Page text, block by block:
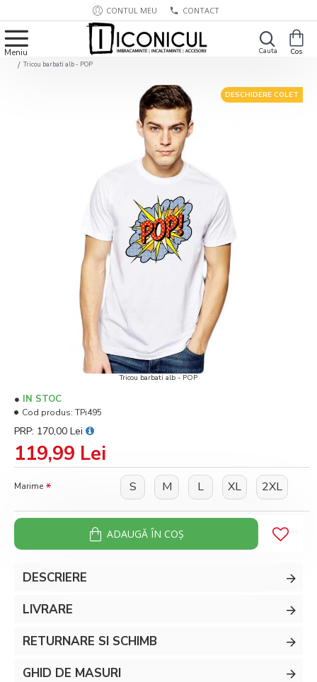
CONTUL MEU CONTACT
Tricou barbati alb - POP
DESCHIDERE COLET
Tricou barbati alb - POP
119,99 Lei
PRP: 170,00 Lei
IN STOC
Cod produs: TPi495
Marime S M L XL 2XL
ADAUGĂ ÎN COŞ
DESCRIERE
LIVRARE
RETURNARE SI SCHIMB
GHID DE MASURI